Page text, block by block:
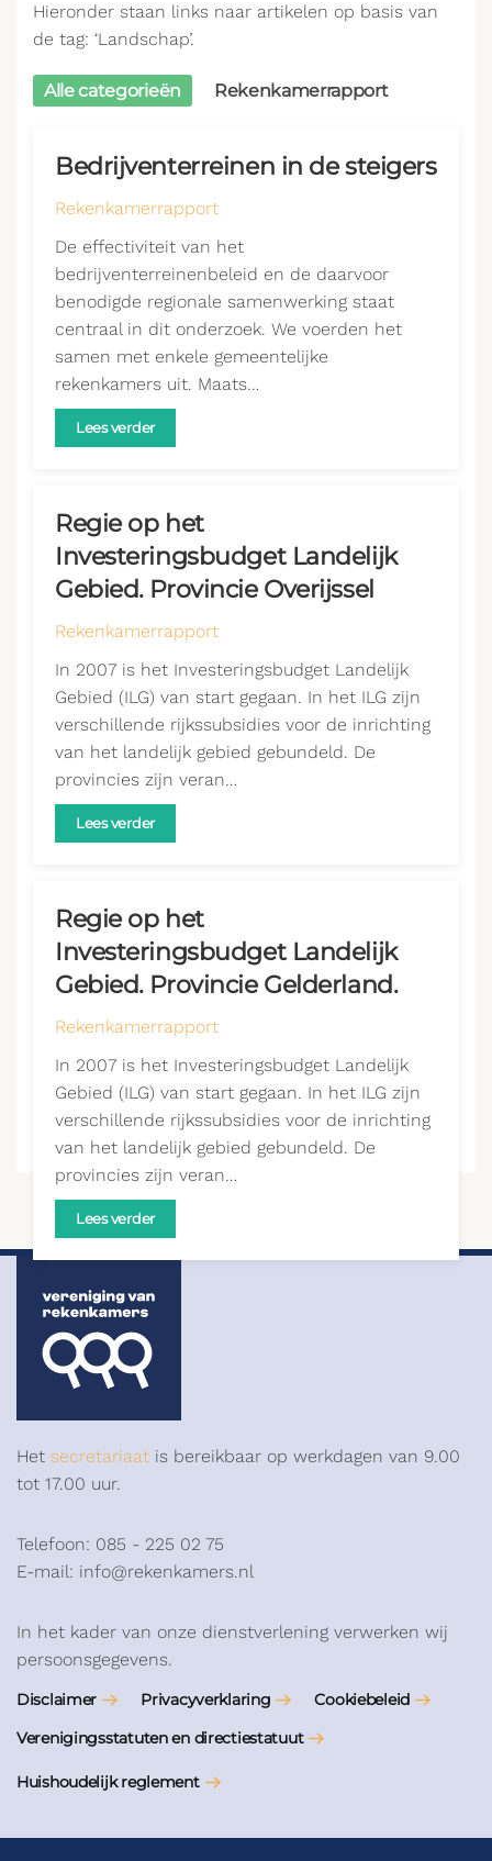
Hieronder staan links naar artikelen op basis van
de tag: ‘Landschap’.
Alle categorieën Rekenkamerrapport
Bedrijventerreinen in de steigers
Rekenkamerrapport
De effectiviteit van het
bedrijventerreinenbeleid en de daarvoor
benodigde regionale samenwerking staat
centraal in dit onderzoek. We voerden het
samen met enkele gemeentelijke
rekenkamers uit. Maats…
Lees verder
Regie op het
Investeringsbudget Landelijk
Gebied. Provincie Overijssel
Rekenkamerrapport
In 2007 is het Investeringsbudget Landelijk
Gebied (ILG) van start gegaan. In het ILG zijn
verschillende rijkssubsidies voor de inrichting
van het landelijk gebied gebundeld. De
provincies zijn veran…
Lees verder
Regie op het
Investeringsbudget Landelijk
Gebied. Provincie Gelderland.
Rekenkamerrapport
In 2007 is het Investeringsbudget Landelijk
Gebied (ILG) van start gegaan. In het ILG zijn
verschillende rijkssubsidies voor de inrichting
van het landelijk gebied gebundeld. De
provincies zijn veran…
Lees verder
Het secretariaat is bereikbaar op werkdagen van 9.00
tot 17.00 uur.
Telefoon: 085 - 225 02 75
E-mail: info@rekenkamers.nl
In het kader van onze dienstverlening verwerken wij
persoonsgegevens.
Disclaimer Privacyverklaring
Cookiebeleid
Verenigingsstatuten en directiestatuut
Huishoudelijk reglement